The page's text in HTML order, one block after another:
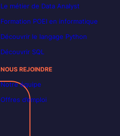
Le métier de Data Analyst
Formation POEI en informatique
Découvrir le langage Python
Découvrir SQL
NOUS REJOINDRE
Notre équipe
Offres d’emploi